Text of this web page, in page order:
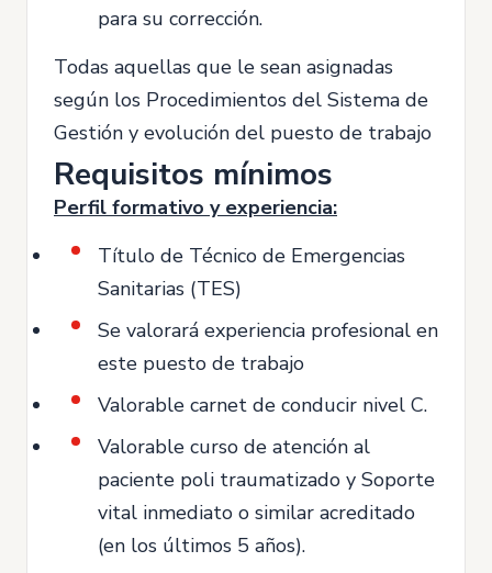
para su corrección.
Todas aquellas que le sean asignadas
según los Procedimientos del Sistema de
Gestión y evolución del puesto de trabajo
Requisitos mínimos
Perfil formativo y experiencia:
Título de Técnico de Emergencias
Sanitarias (TES)
Se valorará experiencia profesional en
este puesto de trabajo
Valorable carnet de conducir nivel C.
Valorable curso de atención al
paciente poli traumatizado y Soporte
vital inmediato o similar acreditado
(en los últimos 5 años).